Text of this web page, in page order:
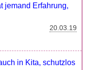
jemand Erfahrung,
20.03.19
in Kita, schutzlos